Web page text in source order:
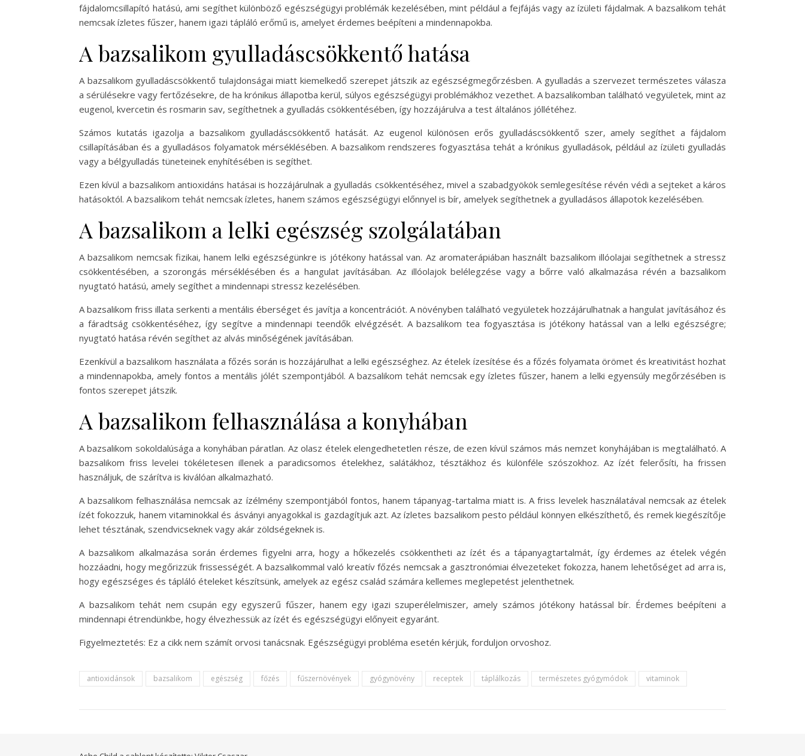
fájdalomcsillapító hatású, ami segíthet különböző egészségügyi problémák kezelésében, mint például a fejfájás vagy az ízületi fájdalmak. A bazsalikom tehát
nemcsak ízletes fűszer, hanem igazi tápláló erőmű is, amelyet érdemes beépíteni a mindennapokba.
A bazsalikom gyulladáscsökkentő hatása
A bazsalikom gyulladáscsökkentő tulajdonságai miatt kiemelkedő szerepet játszik az egészségmegőrzésben. A gyulladás a szervezet természetes válasza
a sérülésekre vagy fertőzésekre, de ha krónikus állapotba kerül, súlyos egészségügyi problémákhoz vezethet. A bazsalikomban található vegyületek, mint az
eugenol, kvercetin és rosmarin sav, segíthetnek a gyulladás csökkentésében, így hozzájárulva a test általános jóllétéhez.
Számos kutatás igazolja a bazsalikom gyulladáscsökkentő hatását. Az eugenol különösen erős gyulladáscsökkentő szer, amely segíthet a fájdalom
csillapításában és a gyulladásos folyamatok mérséklésében. A bazsalikom rendszeres fogyasztása tehát a krónikus gyulladások, például az ízületi gyulladás
vagy a bélgyulladás tüneteinek enyhítésében is segíthet.
Ezen kívül a bazsalikom antioxidáns hatásai is hozzájárulnak a gyulladás csökkentéséhez, mivel a szabadgyökök semlegesítése révén védi a sejteket a káros
hatásoktól. A bazsalikom tehát nemcsak ízletes, hanem számos egészségügyi előnnyel is bír, amelyek segíthetnek a gyulladásos állapotok kezelésében.
A bazsalikom a lelki egészség szolgálatában
A bazsalikom nemcsak fizikai, hanem lelki egészségünkre is jótékony hatással van. Az aromaterápiában használt bazsalikom illóolajai segíthetnek a stressz
csökkentésében, a szorongás mérséklésében és a hangulat javításában. Az illóolajok belélegzése vagy a bőrre való alkalmazása révén a bazsalikom
nyugtató hatású, amely segíthet a mindennapi stressz kezelésében.
A bazsalikom friss illata serkenti a mentális éberséget és javítja a koncentrációt. A növényben található vegyületek hozzájárulhatnak a hangulat javításához és
a fáradtság csökkentéséhez, így segítve a mindennapi teendők elvégzését. A bazsalikom tea fogyasztása is jótékony hatással van a lelki egészségre;
nyugtató hatása révén segíthet az alvás minőségének javításában.
Ezenkívül a bazsalikom használata a főzés során is hozzájárulhat a lelki egészséghez. Az ételek ízesítése és a főzés folyamata örömet és kreativitást hozhat
a mindennapokba, amely fontos a mentális jólét szempontjából. A bazsalikom tehát nemcsak egy ízletes fűszer, hanem a lelki egyensúly megőrzésében is
fontos szerepet játszik.
A bazsalikom felhasználása a konyhában
A bazsalikom sokoldalúsága a konyhában páratlan. Az olasz ételek elengedhetetlen része, de ezen kívül számos más nemzet konyhájában is megtalálható. A
bazsalikom friss levelei tökéletesen illenek a paradicsomos ételekhez, salátákhoz, tésztákhoz és különféle szószokhoz. Az ízét felerősíti, ha frissen
használjuk, de szárítva is kiválóan alkalmazható.
A bazsalikom felhasználása nemcsak az ízélmény szempontjából fontos, hanem tápanyag-tartalma miatt is. A friss levelek használatával nemcsak az ételek
ízét fokozzuk, hanem vitaminokkal és ásványi anyagokkal is gazdagítjuk azt. Az ízletes bazsalikom pesto például könnyen elkészíthető, és remek kiegészítője
lehet tésztának, szendvicseknek vagy akár zöldségeknek is.
A bazsalikom alkalmazása során érdemes figyelni arra, hogy a hőkezelés csökkentheti az ízét és a tápanyagtartalmát, így érdemes az ételek végén
hozzáadni, hogy megőrizzük frissességét. A bazsalikommal való kreatív főzés nemcsak a gasztronómiai élvezeteket fokozza, hanem lehetőséget ad arra is,
hogy egészséges és tápláló ételeket készítsünk, amelyek az egész család számára kellemes meglepetést jelenthetnek.
A bazsalikom tehát nem csupán egy egyszerű fűszer, hanem egy igazi szuperélelmiszer, amely számos jótékony hatással bír. Érdemes beépíteni a
mindennapi étrendünkbe, hogy élvezhessük az ízét és egészségügyi előnyeit egyaránt.
Figyelmeztetés: Ez a cikk nem számít orvosi tanácsnak. Egészségügyi probléma esetén kérjük, forduljon orvoshoz.
antioxidánsok bazsalikom egészség főzés fűszernövények gyógynövény receptek táplálkozás természetes gyógymódok vitaminok